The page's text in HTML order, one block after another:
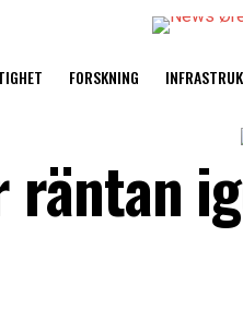
FORSKNING